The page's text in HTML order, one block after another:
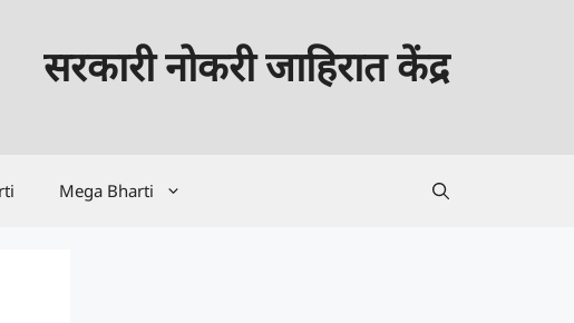
सरकारी नोकरी जाहिरात केंद्र
Mega Bharti